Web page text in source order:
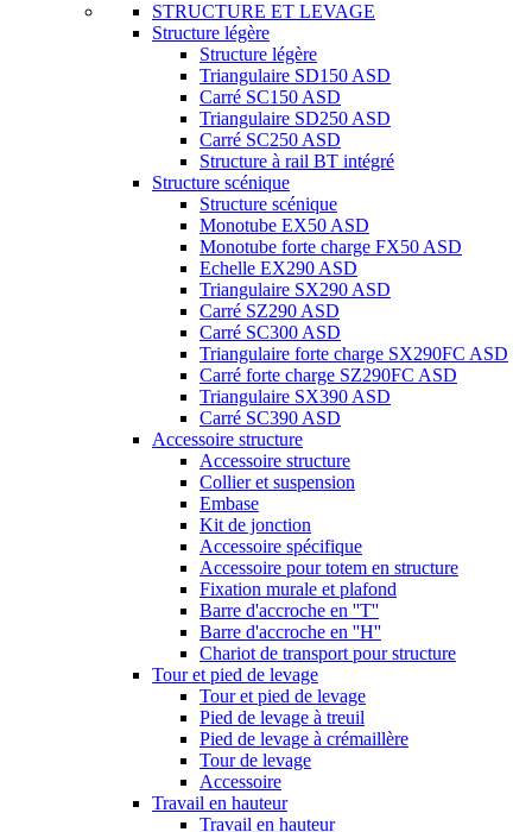
STRUCTURE ET LEVAGE
Structure légère
Structure légère
Triangulaire SD150 ASD
Carré SC150 ASD
Triangulaire SD250 ASD
Carré SC250 ASD
Structure à rail BT intégré
Structure scénique
Structure scénique
Monotube EX50 ASD
Monotube forte charge FX50 ASD
Echelle EX290 ASD
Triangulaire SX290 ASD
Carré SZ290 ASD
Carré SC300 ASD
Triangulaire forte charge SX290FC ASD
Carré forte charge SZ290FC ASD
Triangulaire SX390 ASD
Carré SC390 ASD
Accessoire structure
Accessoire structure
Collier et suspension
Embase
Kit de jonction
Accessoire spécifique
Accessoire pour totem en structure
Fixation murale et plafond
Barre d'accroche en ''T''
Barre d'accroche en ''H''
Chariot de transport pour structure
Tour et pied de levage
Tour et pied de levage
Pied de levage à treuil
Pied de levage à crémaillère
Tour de levage
Accessoire
Travail en hauteur
Travail en hauteur